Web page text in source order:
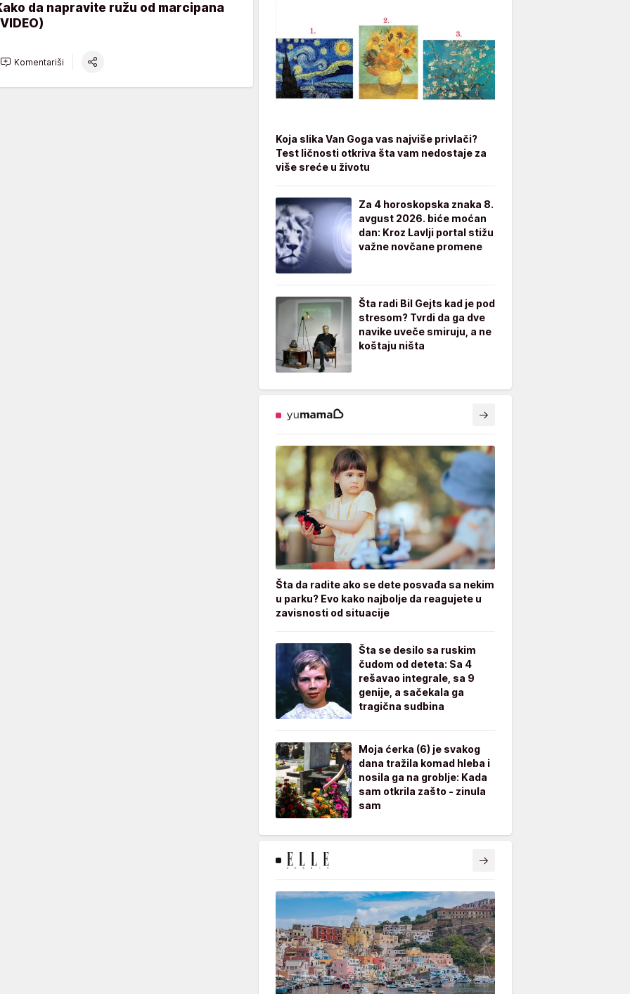
da napravite ružu od marcipana
Komentariši
Koja slika Van Goga vas najviše privlači?
Test ličnosti otkriva šta vam nedostaje za
više sreće u životu
Za 4 horoskopska znaka 8.
avgust 2026. biće moćan
dan: Kroz Lavlji portal stižu
važne novčane promene
Šta radi Bil Gejts kad je pod
stresom? Tvrdi da ga dve
navike uveče smiruju, a ne
koštaju ništa
Šta da radite ako se dete posvađa sa nekim
u parku? Evo kako najbolje da reagujete u
zavisnosti od situacije
Šta se desilo sa ruskim
čudom od deteta: Sa 4
rešavao integrale, sa 9
genije, a sačekala ga
tragična sudbina
Moja ćerka (6) je svakog
dana tražila komad hleba i
nosila ga na groblje: Kada
sam otkrila zašto - zinula
sam